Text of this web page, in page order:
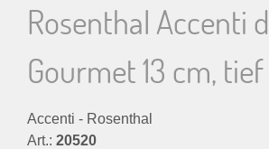
Rosenthal Accenti
Gourmet 13 cm,
Accenti - Rosenthal
Art.: 20520